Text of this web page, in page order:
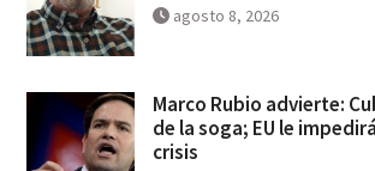
agosto 8, 2026
Marco Rubio advierte:
de la soga; EU le
crisis